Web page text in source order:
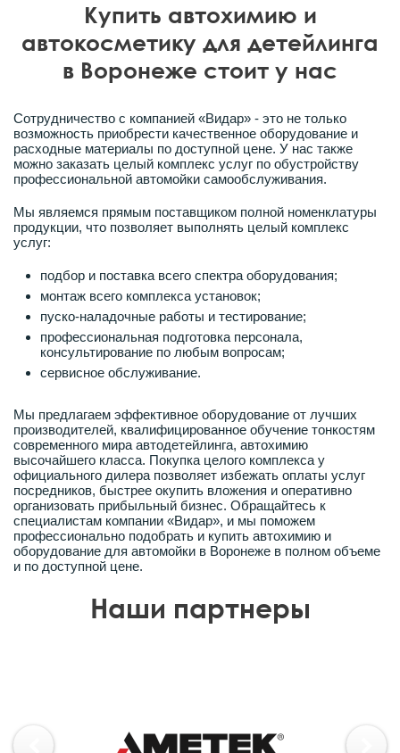
Купить автохимию и
автокосметику для детейлинга
в Воронеже стоит у нас
Сотрудничество с компанией «Видар» - это не только
возможность приобрести качественное оборудование и
расходные материалы по доступной цене. У нас также
можно заказать целый комплекс услуг по обустройству
профессиональной автомойки самообслуживания.
Мы являемся прямым поставщиком полной номенклатуры
продукции, что позволяет выполнять целый комплекс
услуг:
подбор и поставка всего спектра оборудования;
монтаж всего комплекса установок;
пуско-наладочные работы и тестирование;
профессиональная подготовка персонала,
консультирование по любым вопросам;
сервисное обслуживание.
Мы предлагаем эффективное оборудование от лучших
производителей, квалифицированное обучение тонкостям
современного мира автодетейлинга, автохимию
высочайшего класса. Покупка целого комплекса у
официального дилера позволяет избежать оплаты услуг
посредников, быстрее окупить вложения и оперативно
организовать прибыльный бизнес. Обращайтесь к
специалистам компании «Видар», и мы поможем
профессионально подобрать и купить автохимию и
оборудование для автомойки в Воронеже в полном объеме
и по доступной цене.
Наши партнеры